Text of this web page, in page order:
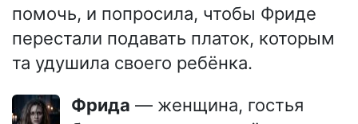
помочь, и попросила, чтобы Фриде
перестали подавать платок, которым
та удушила своего ребёнка.
Фрида — женщина, гостья